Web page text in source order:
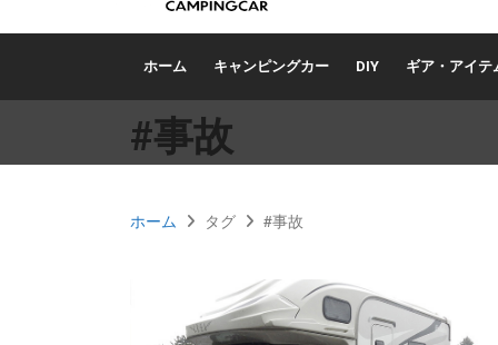
ホーム キャンピングカー DIY ギア・アイテ
#事故
ホーム タグ #事故